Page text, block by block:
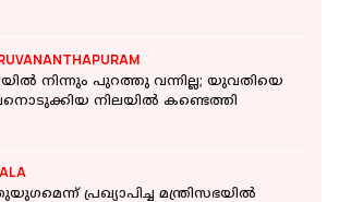
നിന്നും പുറത്തു വന്നില്ല; യുവതിയെ
നിലയില്‍ കണ്ടെത്തി
പ്രഖ്യാപിച്ച മന്ത്രിസഭയിൽ